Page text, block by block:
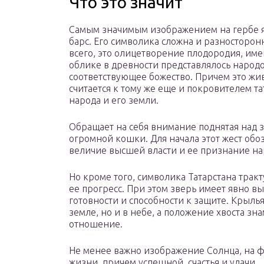
Самым значимым изображением на гербе
барс. Его символика сложна и
всего, это олицетворение плодородия,
облике в древности представлялось
соответствующее божество. Причем это
считается к тому же еще и покровителем
народа и его земли.
Обращает на себя внимание поднятая над
огромной кошки. Для начала этот жест
величие высшей власти и ее признание
Но кроме того, символика Татарстана
ее прогресс. При этом зверь имеет явно
готовности и способности к защите.
земле, но и в небе, а положение хвоста
отношение.
Не менее важно изображение Солнца, на